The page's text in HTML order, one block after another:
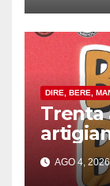
DIRE, BERE,
Trenta
AGO 4, 2026